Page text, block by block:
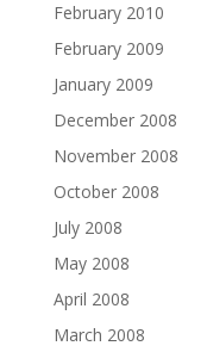
February 2010
February 2009
January 2009
December 2008
November 2008
October 2008
July 2008
May 2008
April 2008
March 2008